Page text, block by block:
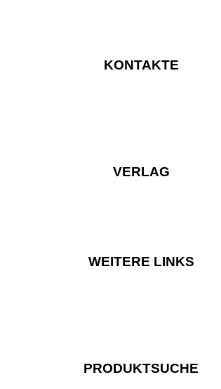
KONTAKTE
VERLAG
WEITERE LINKS
PRODUKTSUCHE